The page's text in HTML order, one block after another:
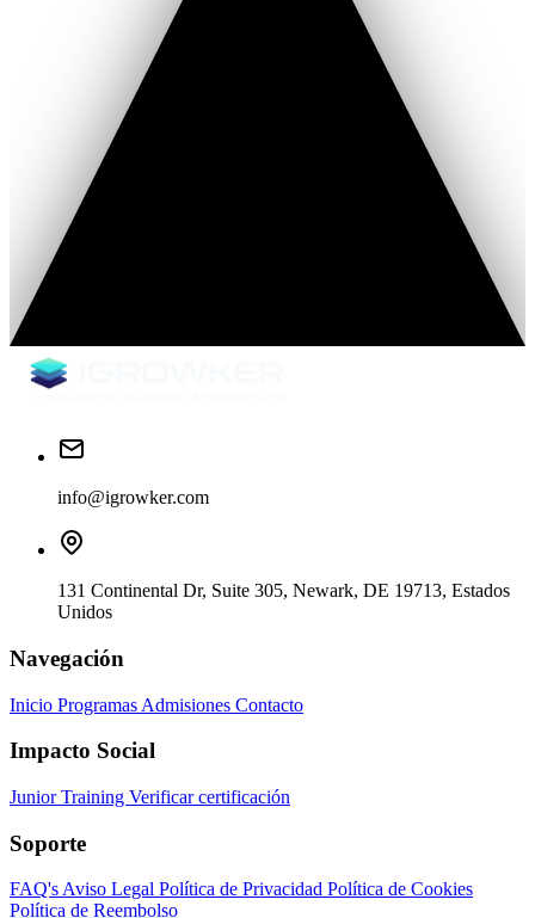
info@igrowker.com
131 Continental Dr, Suite 305, Newark, DE 19713, Estados
Unidos
Navegación
Inicio Programas Admisiones Contacto
Impacto Social
Junior Training Verificar certificación
Soporte
FAQ's Aviso Legal Política de Privacidad Política de Cookies
Política de Reembolso